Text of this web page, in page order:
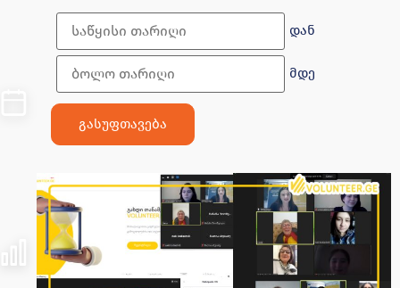
დან
მდე